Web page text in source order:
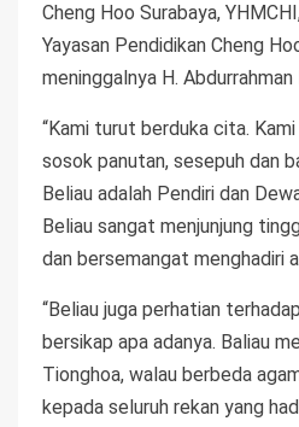
Cheng Hoo Surabaya,
Yayasan Pendidikan Cheng
meninggalnya H. Abdurrahman
“Kami turut berduka cita.
sosok panutan, sesepuh dan
Beliau adalah Pendiri dan
Beliau sangat menjunjung
dan bersemangat menghadiri
“Beliau juga perhatian
bersikap apa adanya. Baliau
Tionghoa, walau berbeda
kepada seluruh rekan yang